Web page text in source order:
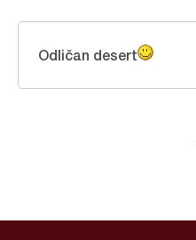
Odličan desert